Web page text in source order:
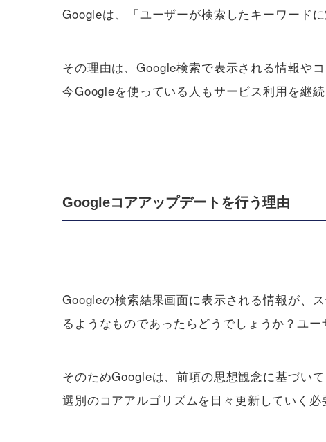
Googleは、「ユーザーが検索したキーワード
その理由は、Google検索で表示される情報や
今Googleを使っている人もサービス利用を継
Googleコアアップデートを行う理由
Googleの検索結果画面に表示される情報が、
るようなものであったらどうでしょうか？ユ
そのためGoogleは、前項の思想観念に基づい
選別のコアアルゴリズムを日々更新していく必